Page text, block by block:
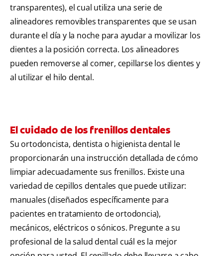
transparentes), el cual utiliza una serie de
alineadores removibles transparentes que se usan
durante el día y la noche para ayudar a movilizar los
dientes a la posición correcta. Los alineadores
pueden removerse al comer, cepillarse los dientes y
al utilizar el hilo dental.
El cuidado de los frenillos dentales
Su ortodoncista, dentista o higienista dental le
proporcionarán una instrucción detallada de cómo
limpiar adecuadamente sus frenillos. Existe una
variedad de cepillos dentales que puede utilizar:
manuales (diseñados específicamente para
pacientes en tratamiento de ortodoncia),
mecánicos, eléctricos o sónicos. Pregunte a su
profesional de la salud dental cuál es la mejor